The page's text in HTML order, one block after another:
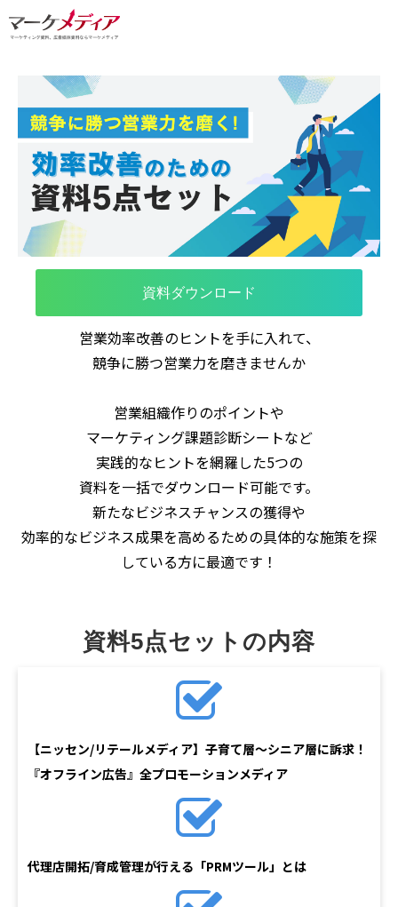
資料ダウンロード
営業効率改善のヒントを手に入れて、
競争に勝つ営業力を磨きませんか
営業組織作りのポイントや
マーケティング課題診断シートなど
実践的なヒントを網羅した5つの
資料を一括でダウンロード可能です。
新たなビジネスチャンスの獲得や
効率的なビジネス成果を高めるための具体的な施策を探
している方に最適です！
資料5点セットの内容
【ニッセン/リテールメディア】子育て層～シニア層に訴求！
『オフライン広告』全プロモーションメディア
代理店開拓/育成管理が行える「PRMツール」とは